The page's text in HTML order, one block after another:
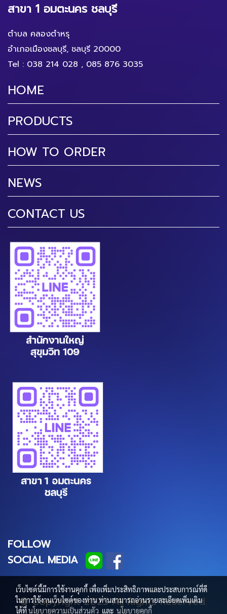
สาขา 1 อมตะนคร ชลบุรี
ตำบล คลองตำหรุ
อำเภอเมืองชลบุรี, ชลบุรี 20000
Tel : 038 214 028 , 085 876 3035
HOME
PRODUCTS
HOW TO ORDER
NEWS
CONTACT US
FOLLOW
SOCIAL MEDIA
© Copyright 2025 All Rights Reserved.
เว็บไซต์นี้มีการใช้งานคุกกี้ เพื่อเพิ่มประสิทธิภาพและประสบการณ์ที่ดี
ในการใช้งานเว็บไซต์ของท่าน ท่านสามารถอ่านรายละเอียดเพิ่มเติม
ได้ที่นโยบายความเป็นส่วนตัว และ นโยบายคุกกี้